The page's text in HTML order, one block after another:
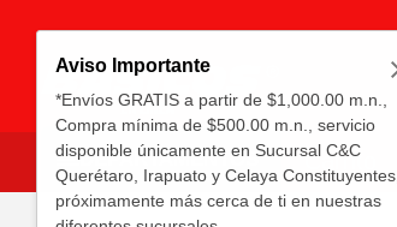
Aviso Importante
*Envíos GRATIS a partir de $1,000.00 m.n.,
Compra mínima de $500.00 m.n., servicio
disponible únicamente en Sucursal C&C
Querétaro, Irapuato y Celaya Constituyentes,
próximamente más cerca de ti en nuestras
DEPARTAMENTOS Carrito